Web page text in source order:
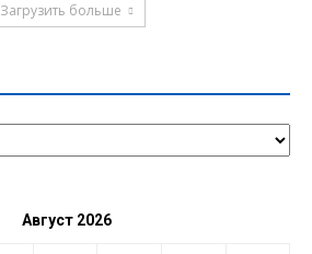
Загрузить больше
Август 2026